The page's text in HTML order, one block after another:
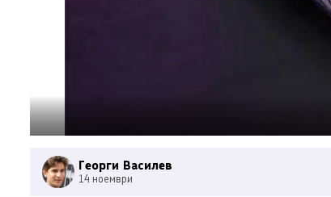
Георги Василев
14 ноември